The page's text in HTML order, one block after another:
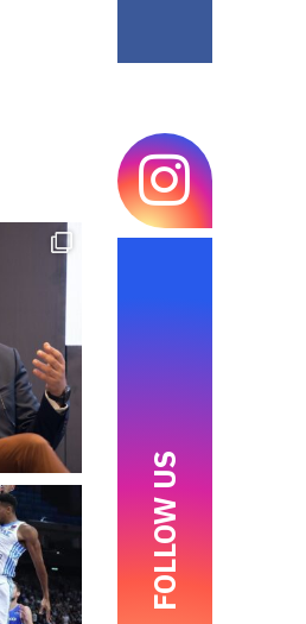
FOLLOW US